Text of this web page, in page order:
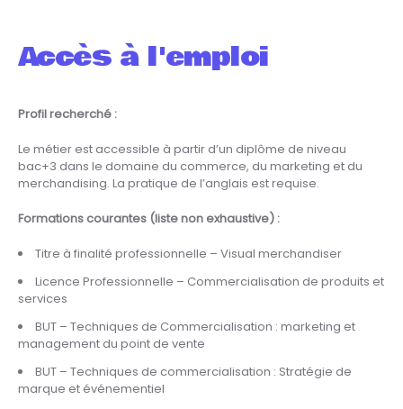
Accès à l'emploi
Profil recherché :
Le métier est accessible à partir d’un diplôme de niveau
bac+3 dans le domaine du commerce, du marketing et du
merchandising. La pratique de l’anglais est requise.
Formations courantes (liste non exhaustive) :
Titre à finalité professionnelle – Visual merchandiser
Licence Professionnelle – Commercialisation de produits et
services
BUT – Techniques de Commercialisation : marketing et
management du point de vente
BUT – Techniques de commercialisation : Stratégie de
marque et événementiel